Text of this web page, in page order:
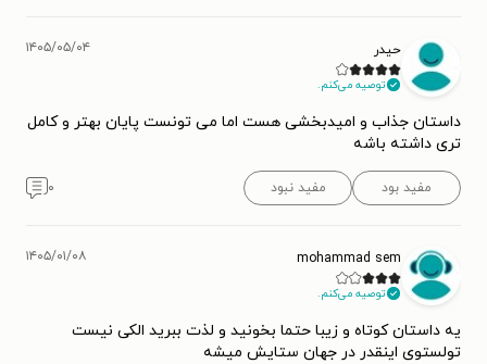
حیدر
توصیه می‌کنم.
۱۴۰۵/۰۵/۰۴
داستان جذاب و امیدبخشی هست اما می تونست پایان بهتر و کامل
تری داشته باشه
مفید بود مفید نبود ۰
mohammad sem
توصیه می‌کنم.
۱۴۰۵/۰۱/۰۸
یه داستان کوتاه و زیبا حتما بخونید و لذت ببرید الکی نیست
تولستوی اینقدر در جهان ستایش میشه